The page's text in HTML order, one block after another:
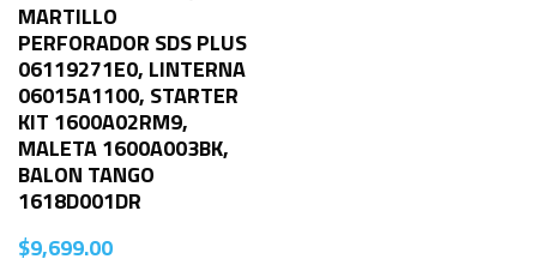
MARTILLO
PERFORADOR SDS PLUS
06119271E0, LINTERNA
06015A1100, STARTER
KIT 1600A02RM9,
MALETA 1600A003BK,
BALON TANGO
1618D001DR
$9,699.00